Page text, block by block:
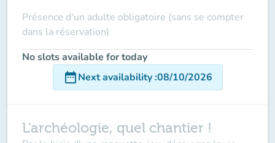
Présence d'un adulte obligatoire (sans se compter
dans la réservation)
No slots available for today
date_rangeNext availability:08/10/2026
L'archéologie, quel chantier !